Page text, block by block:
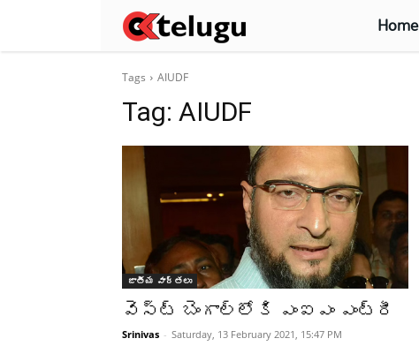
Home
Tags AIUDF
Tag: AIUDF
జాతీయ వార్తలు
వెస్ట్‌ బెంగాల్‌లోకి ఎంఐఎం ఎంట్రీ
Srinivas - Saturday, 13 February 2021, 15:47 PM